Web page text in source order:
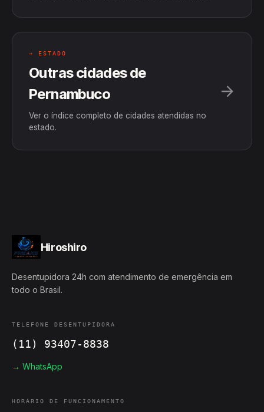
→ ESTADO
Outras cidades de
Pernambuco
Ver o índice completo de cidades atendidas no
estado.
Hiroshiro
Desentupidora 24h com atendimento de emergência em
todo o Brasil.
TELEFONE DESENTUPIDORA
(11) 93407-8838
→ WhatsApp
HORÁRIO DE FUNCIONAMENTO